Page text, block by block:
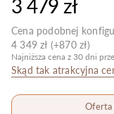
Cena podobnej
4 349 zł (+870 zł)
Najniższa cena z 30 dni
Skąd tak atrakcyjna
Oferta